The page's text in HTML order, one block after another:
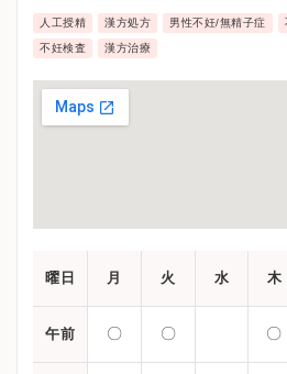
人工授精 漢方処方 男性不妊/無精子症
不妊検査 漢方治療
曜日 月 火 水 木
午前 〇 〇 〇